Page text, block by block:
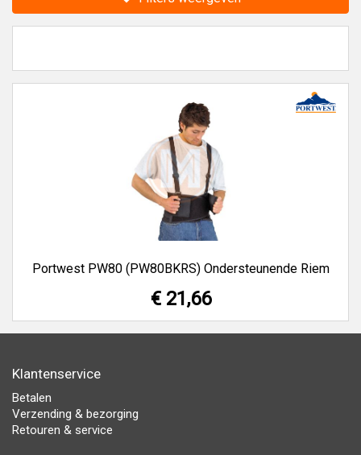
Portwest PW80 (PW80BKRS) Ondersteunende Riem
€ 21,66
Klantenservice
Betalen
Verzending & bezorging
Retouren & service